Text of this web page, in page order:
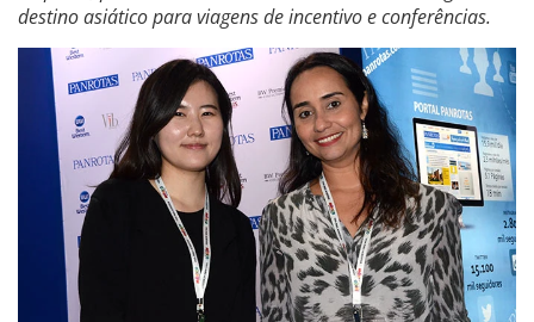
destino asiático para viagens de incentivo e conferências.